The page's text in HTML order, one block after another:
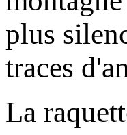
plus
traces
La